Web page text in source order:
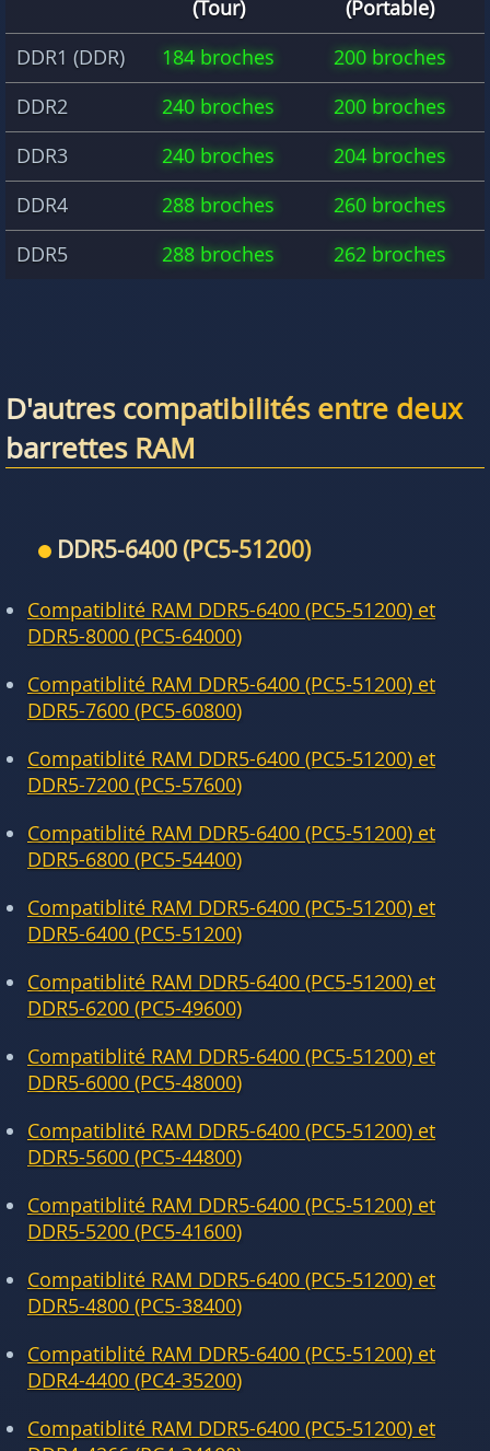
(Tour)
(Portable)
DDR1 (DDR)
184 broches
200 broches
DDR2
240 broches
200 broches
DDR3
240 broches
204 broches
DDR4
288 broches
260 broches
DDR5
288 broches 262 broches
D'autres compatibilités entre deux
barrettes RAM
DDR5-6400 (PC5-51200)
Compatiblité RAM DDR5-6400 (PC5-51200) et
DDR5-8000 (PC5-64000)
Compatiblité RAM DDR5-6400 (PC5-51200) et
DDR5-7600 (PC5-60800)
Compatiblité RAM DDR5-6400 (PC5-51200) et
DDR5-7200 (PC5-57600)
Compatiblité RAM DDR5-6400 (PC5-51200) et
DDR5-6800 (PC5-54400)
Compatiblité RAM DDR5-6400 (PC5-51200) et
DDR5-6400 (PC5-51200)
Compatiblité RAM DDR5-6400 (PC5-51200) et
DDR5-6200 (PC5-49600)
Compatiblité RAM DDR5-6400 (PC5-51200) et
DDR5-6000 (PC5-48000)
Compatiblité RAM DDR5-6400 (PC5-51200) et
DDR5-5600 (PC5-44800)
Compatiblité RAM DDR5-6400 (PC5-51200) et
DDR5-5200 (PC5-41600)
Compatiblité RAM DDR5-6400 (PC5-51200) et
DDR5-4800 (PC5-38400)
Compatiblité RAM DDR5-6400 (PC5-51200) et
DDR4-4400 (PC4-35200)
Compatiblité RAM DDR5-6400 (PC5-51200) et